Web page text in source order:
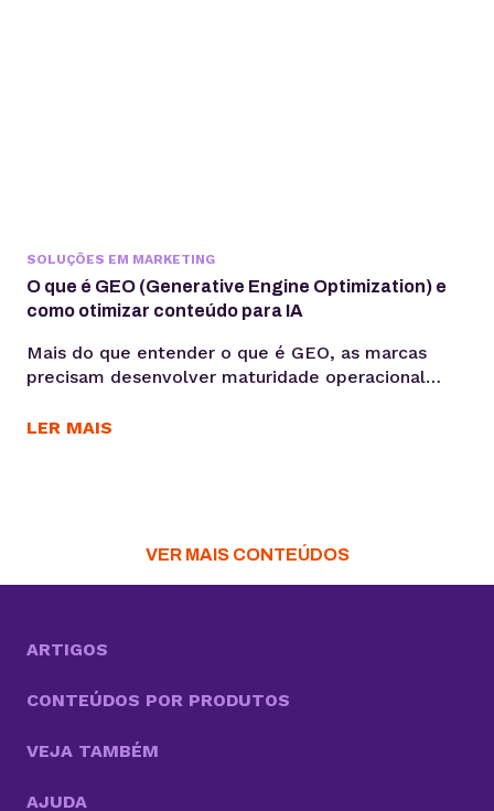
SOLUÇÕES EM MARKETING
O que é GEO (Generative Engine Optimization) e
como otimizar conteúdo para IA
Mais do que entender o que é GEO, as marcas
precisam desenvolver maturidade operacional
à intenção, consistência temática e conteúdos
baseadas em...
LER MAIS
VER MAIS CONTEÚDOS
ARTIGOS
CONTEÚDOS POR PRODUTOS
VEJA TAMBÉM
AJUDA